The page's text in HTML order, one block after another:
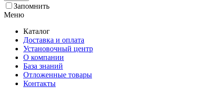
Запомнить
Меню
Каталог
Доставка и оплата
Установочный центр
О компании
База знаний
Отложенные товары
Контакты